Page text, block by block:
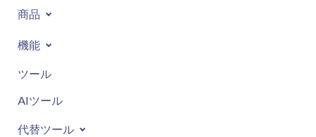
商品
機能
ツール
AIツール
代替ツール